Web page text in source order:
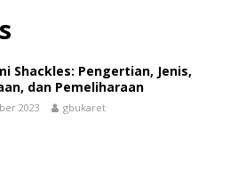
Shackles: Pengertian, Jenis,
dan Pemeliharaan
2023 gbukaret